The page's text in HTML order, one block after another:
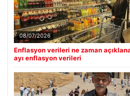
08/07/2026
Enflasyon verileri ne zaman
ayı enflasyon verileri